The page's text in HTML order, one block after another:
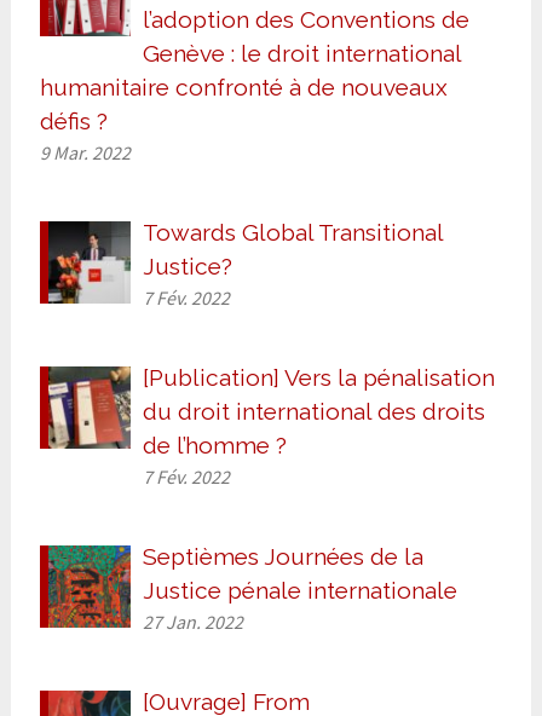
l’adoption des Conventions de
Genève : le droit international
humanitaire confronté à de nouveaux
défis ?
9 Mar. 2022
Towards Global Transitional
Justice?
7 Fév. 2022
[Publication] Vers la pénalisation
du droit international des droits
de l’homme ?
7 Fév. 2022
Septièmes Journées de la
Justice pénale internationale
27 Jan. 2022
[Ouvrage] From